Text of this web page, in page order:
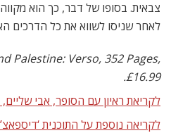
צבאית. בסופו של דבר, כך הוא
לאחר שניסו לשווא את כל הדרכים
Palestine: Verso, 352 Pages,
£16.99.
לקריאת ראיון עם הסופר, אבי שליים,
לקריאה נוספת על התוכנית